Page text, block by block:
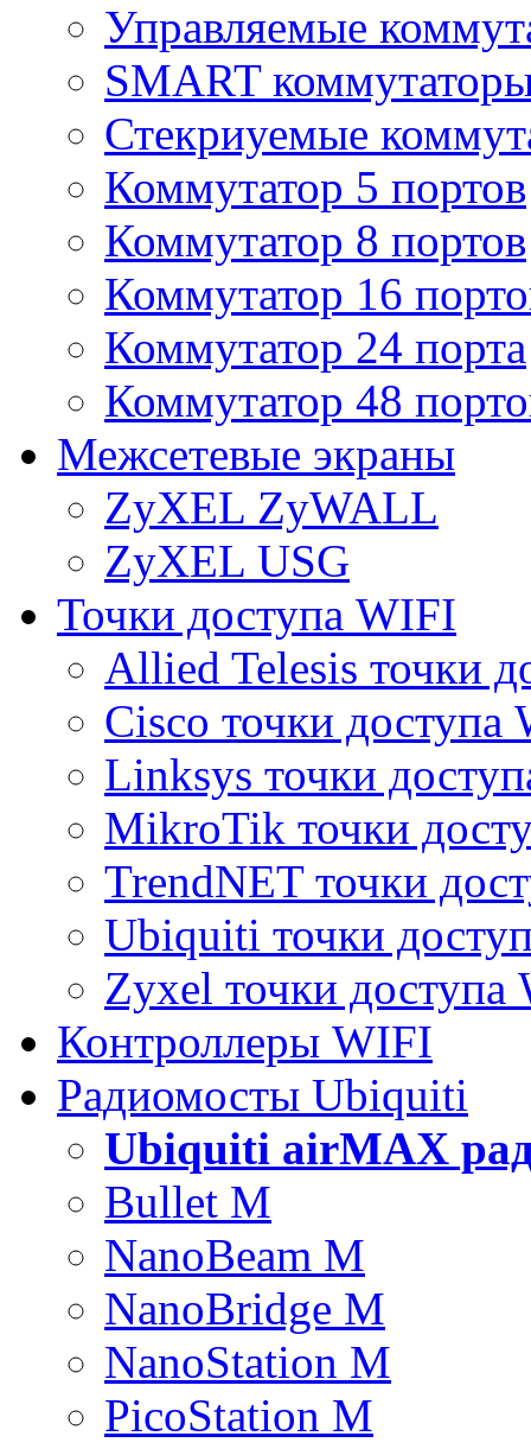
Управляемые
SMART
Стекриуемые
Коммутатор 5 портов
Коммутатор 8 портов
Коммутатор 16
Коммутатор 24 порта
Коммутатор 48
Межсетевые экраны
ZyXEL ZyWALL
ZyXEL USG
Точки доступа WIFI
Allied Telesis точки
Cisco точки доступа
Linksys точки
MikroTik точки
TrendNET точки
Ubiquiti точки
Zyxel точки доступа
Контроллеры WIFI
Радиомосты Ubiquiti
Ubiquiti airMAX
Bullet M
NanoBeam M
NanoBridge M
NanoStation M
PicoStation M